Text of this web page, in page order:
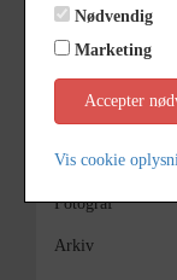
Type
Beskrivelse
Periode
Dateringsnote
Fotograf
Arkiv
Nødvendig
Marketing
Accepter
Vis cookie